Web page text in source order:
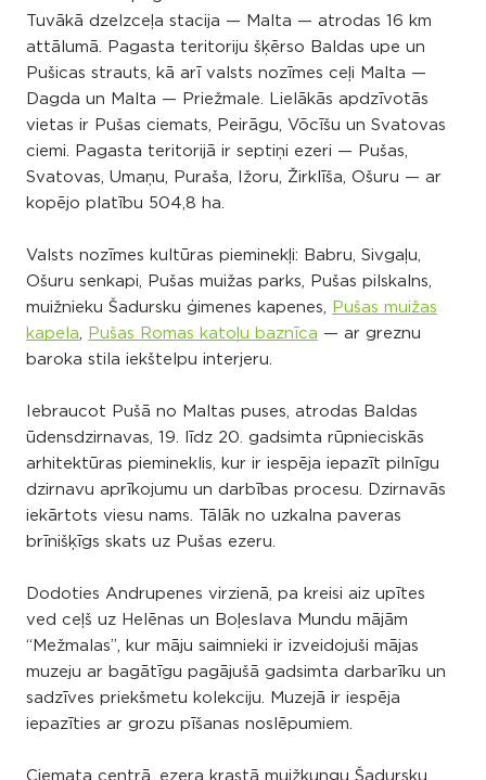
Tuvākā dzelzceļa stacija — Malta — atrodas 16 km
attālumā. Pagasta teritoriju šķērso Baldas upe un
Pušicas strauts, kā arī valsts nozīmes ceļi Malta —
Dagda un Malta — Priežmale. Lielākās apdzīvotās
vietas ir Pušas ciemats, Peirāgu, Vōcīšu un Svatovas
ciemi. Pagasta teritorijā ir septiņi ezeri — Pušas,
Svatovas, Umaņu, Puraša, Ižoru, Žirklīša, Ošuru — ar
kopējo platību 504,8 ha.
Valsts nozīmes kultūras pieminekļi: Babru, Sivgaļu,
Ošuru senkapi, Pušas muižas parks, Pušas pilskalns,
muižnieku Šadursku ģimenes kapenes,
Pušas muižas
kapela
Pušas Romas katoļu baznīca — ar greznu
baroka stila iekštelpu interjeru.
Iebraucot Pušā no Maltas puses, atrodas Baldas
ūdensdzirnavas, 19. līdz 20. gadsimta rūpnieciskās
arhitektūras piemineklis, kur ir iespēja iepazīt pilnīgu
dzirnavu aprīkojumu un darbības procesu. Dzirnavās
iekārtots viesu nams. Tālāk no uzkalna paveras
brīnišķīgs skats uz Pušas ezeru.
Dodoties Andrupenes virzienā, pa kreisi aiz upītes
ved ceļš uz Helēnas un Boļeslava Mundu mājām
“Mežmalas”, kur māju saimnieki ir izveidojuši mājas
muzeju ar bagātīgu pagājušā gadsimta darbarīku un
sadzīves priekšmetu kolekciju. Muzejā ir iespēja
iepazīties ar grozu pīšanas noslēpumiem.
Ciemata centrā, ezera krastā muižkungu Šadursku